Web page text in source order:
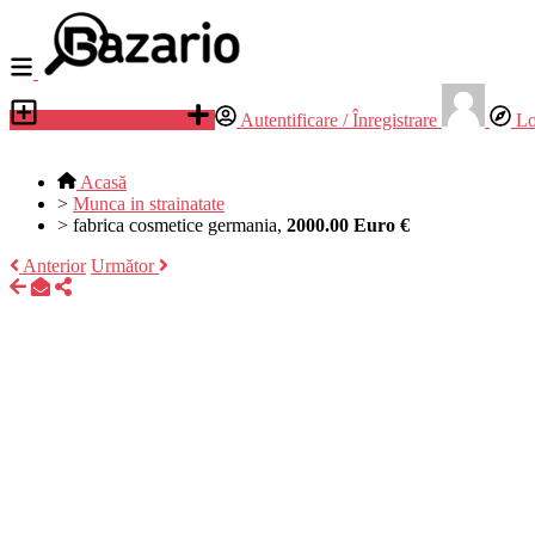
Autentificare / Înregistrare
Acasă
> Munca in strainatate
> fabrica cosmetice germania, 2000.00 Euro €
Anterior Următor